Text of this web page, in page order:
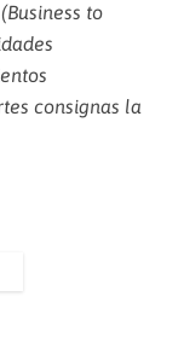
to
consignas la